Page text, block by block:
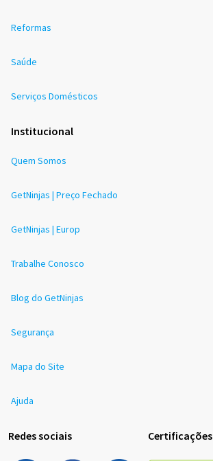
Reformas
Saúde
Serviços Domésticos
Institucional
Quem Somos
GetNinjas | Preço Fechado
GetNinjas | Europ
Trabalhe Conosco
Blog do GetNinjas
Segurança
Mapa do Site
Ajuda
Redes sociais Certificações